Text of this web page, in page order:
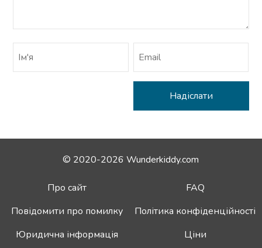
© 2020-2026 Wunderkiddy.com
Про сайт
FAQ
Повідомити про помилку
Політика конфіденційності
Юридична інформація
Ціни